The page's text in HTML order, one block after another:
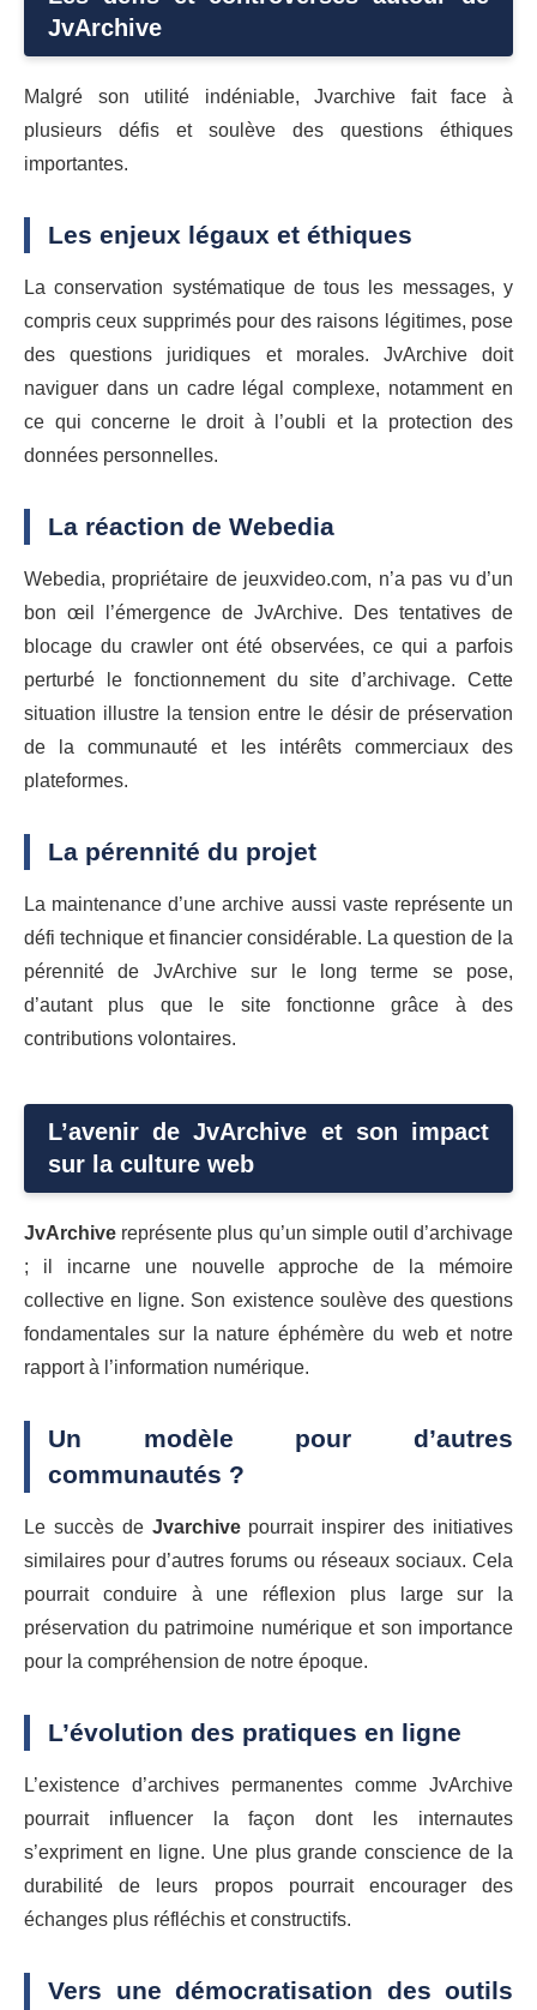
JvArchive
Malgré son utilité indéniable, Jvarchive fait face à
plusieurs défis et soulève des questions éthiques
importantes.
Les enjeux légaux et éthiques
La conservation systématique de tous les messages, y
compris ceux supprimés pour des raisons légitimes, pose
des questions juridiques et morales. JvArchive doit
naviguer dans un cadre légal complexe, notamment en
ce qui concerne le droit à l’oubli et la protection des
données personnelles.
La réaction de Webedia
Webedia, propriétaire de jeuxvideo.com, n’a pas vu d’un
bon œil l’émergence de JvArchive. Des tentatives de
blocage du crawler ont été observées, ce qui a parfois
perturbé le fonctionnement du site d’archivage. Cette
situation illustre la tension entre le désir de préservation
de la communauté et les intérêts commerciaux des
plateformes.
La pérennité du projet
La maintenance d’une archive aussi vaste représente un
défi technique et financier considérable. La question de la
pérennité de JvArchive sur le long terme se pose,
d’autant plus que le site fonctionne grâce à des
contributions volontaires.
L’avenir de JvArchive et son impact
sur la culture web
JvArchive représente plus qu’un simple outil d’archivage
; il incarne une nouvelle approche de la mémoire
collective en ligne. Son existence soulève des questions
fondamentales sur la nature éphémère du web et notre
rapport à l’information numérique.
Un modèle pour d’autres
communautés ?
Le succès de Jvarchivepourrait inspirer des initiatives
similaires pour d’autres forums ou réseaux sociaux. Cela
pourrait conduire à une réflexion plus large sur la
préservation du patrimoine numérique et son importance
pour la compréhension de notre époque.
L’évolution des pratiques en ligne
L’existence d’archives permanentes comme JvArchive
pourrait influencer la façon dont les internautes
s’expriment en ligne. Une plus grande conscience de la
durabilité de leurs propos pourrait encourager des
échanges plus réfléchis et constructifs.
Vers une démocratisation des outils